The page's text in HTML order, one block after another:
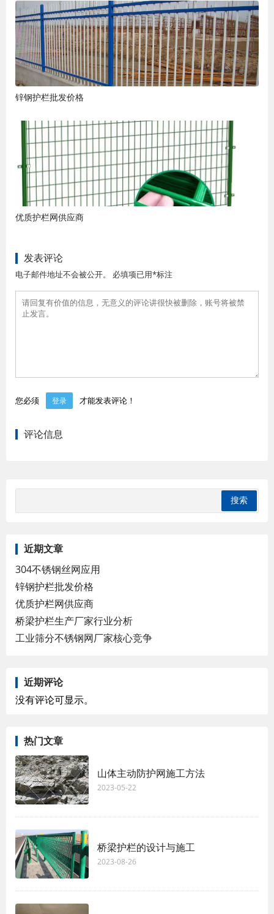
锌钢护栏批发价格
优质护栏网供应商
发表评论
电子邮件地址不会被公开。 必填项已用*标注
您必须 登录 才能发表评论！
评论信息
近期文章
304不锈钢丝网应用
锌钢护栏批发价格
优质护栏网供应商
桥梁护栏生产厂家行业分析
工业筛分不锈钢网厂家核心竞争
近期评论
没有评论可显示。
热门文章
山体主动防护网施工方法
2023-05-22
桥梁护栏的设计与施工
2023-08-26